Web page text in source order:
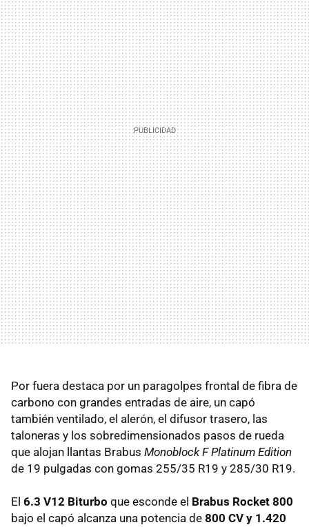
Por fuera destaca por un paragolpes frontal de fibra de
carbono con grandes entradas de aire, un capó
también ventilado, el alerón, el difusor trasero, las
taloneras y los sobredimensionados pasos de rueda
que alojan llantas Brabus Monoblock F Platinum Edition
de 19 pulgadas con gomas 255/35 R19 y 285/30 R19.
El 6.3 V12 Biturbo que esconde el Brabus Rocket 800
bajo el capó alcanza una potencia de 800 CV y 1.420